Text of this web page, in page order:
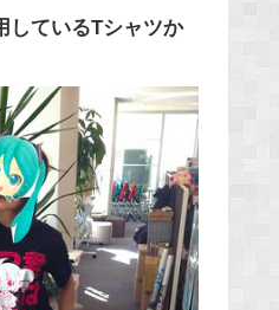
しているTシャツか